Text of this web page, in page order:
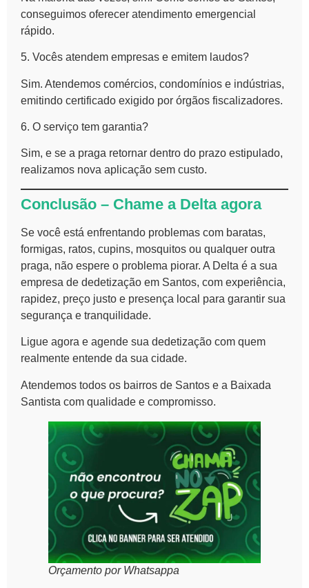
conseguimos oferecer atendimento emergencial
rápido.
5. Vocês atendem empresas e emitem laudos?
Sim. Atendemos comércios, condomínios e indústrias,
emitindo certificado exigido por órgãos fiscalizadores.
6. O serviço tem garantia?
Sim, e se a praga retornar dentro do prazo estipulado,
realizamos nova aplicação sem custo.
Conclusão – Chame a Delta agora
Se você está enfrentando problemas com baratas,
formigas, ratos, cupins, mosquitos ou qualquer outra
praga, não espere o problema piorar. A Delta é a sua
empresa de dedetização em Santos, com experiência,
rapidez, preço justo e presença local para garantir sua
segurança e tranquilidade.
Ligue agora e agende sua dedetização com quem
realmente entende da sua cidade.
Atendemos todos os bairros de Santos e a Baixada
Santista com qualidade e compromisso.
Orçamento por Whatsappa